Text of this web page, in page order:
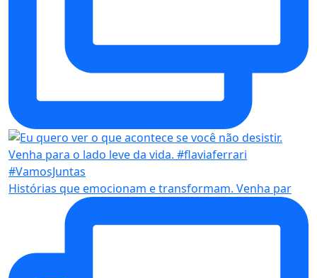
Histórias que emocionam e transformam. Venha par